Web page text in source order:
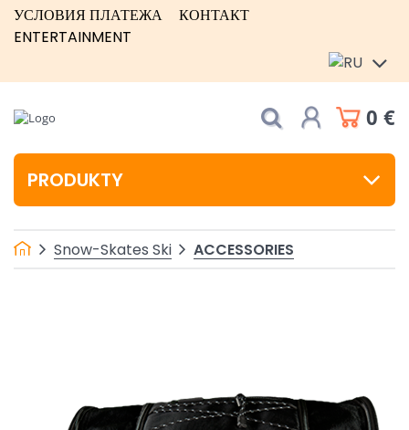
УСЛОВИЯ ПЛАТЕЖА
КОНТАКТ
ENTERTAINMENT
0 €
PRODUKTY
Snow-Skates Ski ACCESSORIES